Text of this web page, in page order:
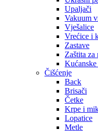
Upaljači
Vakuum
Vješalice
Vrećice i
Zastave
Zaštita za
Kućanske
Čišćenje
Back
Brisači
Četke
Krpe i
Lopatice
Metle